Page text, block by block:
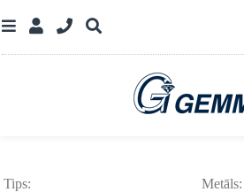
Tips: Metāls: